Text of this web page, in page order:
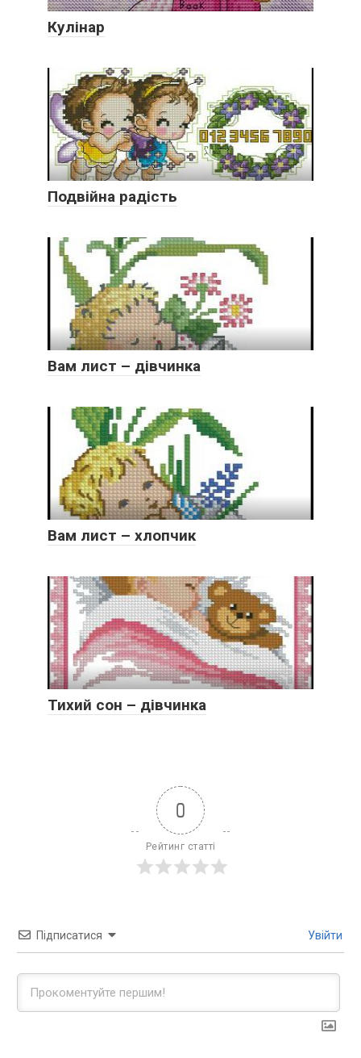
Кулінар
Подвійна радість
Вам лист – дівчинка
Вам лист – хлопчик
Тихий сон – дівчинка
0
Рейтинг статті
Підписатися Увійти